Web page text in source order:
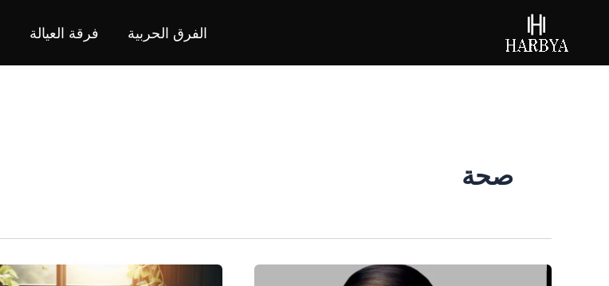
المحتوى
الفرق الحربية فرقة العيالة
صحة